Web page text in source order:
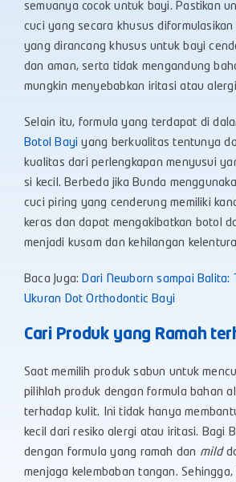
semuanya cocok untuk bayi. Pastikan
cuci yang secara khusus
yang dirancang khusus untuk bayi
dan aman, serta tidak mengandung
mungkin menyebabkan iritasi atau
Selain itu, formula yang terdapat di
Botol Bayi yang berkualitas tentunya
kualitas dari perlengkapan menyusui
si kecil. Berbeda jika Bunda
cuci piring yang cenderung memiliki
keras dan dapat mengakibatkan botol
menjadi kusam dan kehilangan
Baca Juga:Dari Newborn sampai Balita:
Ukuran Dot Orthodontic Bayi
Cari Produk yang Ramah
Saat memilih produk sabun untuk
pilihlah produk dengan formula bahan
terhadap kulit. Ini tidak hanya
kecil dari resiko alergi atau iritasi. Bagi
dengan formula yang ramah dan mild
menjaga kelembaban tangan.